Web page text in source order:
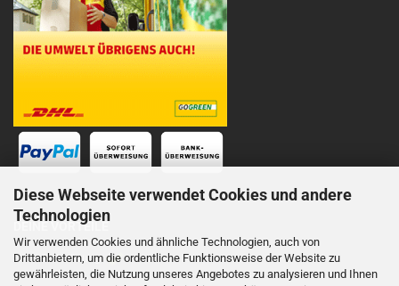
Diese Webseite verwendet Cookies und andere
Technologien
Wir verwenden Cookies und ähnliche Technologien, auch von
Drittanbietern, um die ordentliche Funktionsweise der Website zu
gewährleisten, die Nutzung unseres Angebotes zu analysieren und Ihnen
DEINE VORTEILE
Schnelle Lieferung